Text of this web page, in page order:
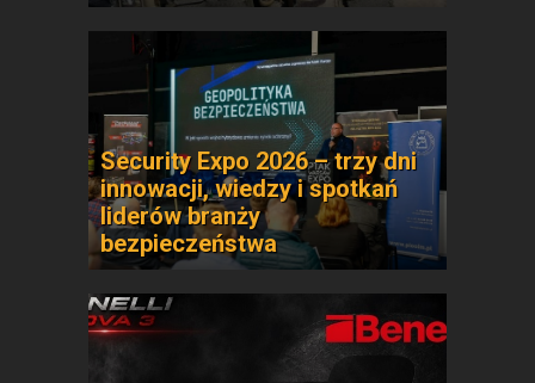
Security Expo 2026 – trzy dni
innowacji, wiedzy i spotkań
liderów branży
bezpieczeństwa